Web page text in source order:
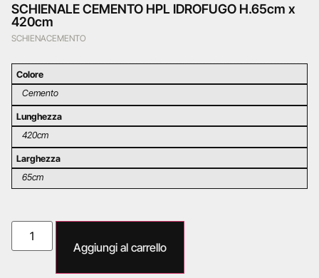
SCHIENALE CEMENTO HPL IDROFUGO H.65cm x
420cm
SCHIENACEMENTO
Colore
Cemento
Lunghezza
420cm
Larghezza
65cm
Aggiungi al carrello